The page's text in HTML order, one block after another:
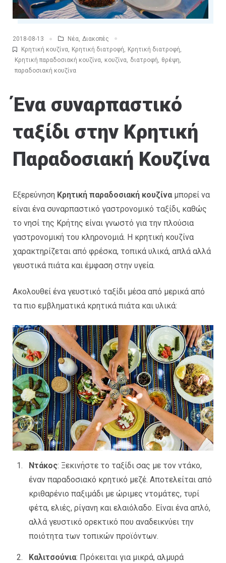
2018-08-13 Νέα Διακοπές
Κρητική κουζίνα, Κρητική διατροφή, Κρητική διατροφή,
Κρητική παραδοσιακή κουζίνα, κουζίνα, διατροφή, θρέψη,
παραδοσιακή κουζίνα
Ένα συναρπαστικό
ταξίδι στην Κρητική
Παραδοσιακή Κουζίνα
Εξερεύνηση Κρητική παραδοσιακή κουζίνα μπορεί να
είναι ένα συναρπαστικό γαστρονομικό ταξίδι, καθώς
το νησί της Κρήτης είναι γνωστό για την πλούσια
γαστρονομική του κληρονομιά. Η κρητική κουζίνα
χαρακτηρίζεται από φρέσκα, τοπικά υλικά, απλά αλλά
γευστικά πιάτα και έμφαση στην υγεία.
Ακολουθεί ένα γευστικό ταξίδι μέσα από μερικά από
τα πιο εμβληματικά κρητικά πιάτα και υλικά:
Ντάκος: Ξεκινήστε το ταξίδι σας με τον ντάκο,
έναν παραδοσιακό κρητικό μεζέ. Αποτελείται από
κριθαρένιο παξιμάδι με ώριμες ντομάτες, τυρί
φέτα, ελιές, ρίγανη και ελαιόλαδο. Είναι ένα απλό,
αλλά γευστικό ορεκτικό που αναδεικνύει την
ποιότητα των τοπικών προϊόντων.
Καλιτσούνια: Πρόκειται για μικρά, αλμυρά